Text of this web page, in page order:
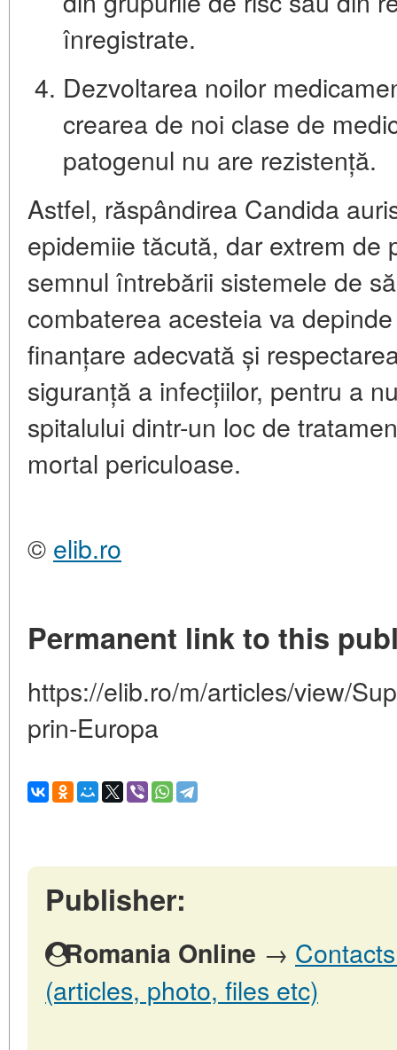
înregistrate.
Dezvoltarea noilor
crearea de noi clase de
patogenul nu are rezistență.
Astfel, răspândirea Candida
epidemiie tăcută, dar extrem de
semnul întrebării sistemele de
combaterea acesteia va
finanțare adecvată și
siguranță a infecțiilor, pentru a
spitalului dintr-un loc de
mortal periculoase.
© elib.ro
Permanent link to this
https://elib.ro/m/articles/view/
prin-Europa
Publisher:
Romania Online →
(articles, photo, files etc)